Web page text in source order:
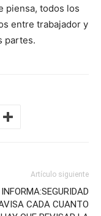
piensa, todos los
entre trabajador y
partes.
Artículo siguiente
CADA CUANTO